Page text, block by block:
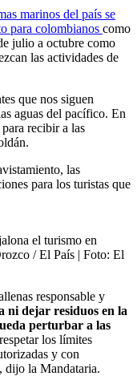
marinos del país se
para colombianos como
julio a octubre como
las actividades de
que nos siguen
aguas del pacífico. En
recibir a las
las
para los turistas que
el turismo en
/ El País | Foto: El
responsable y
ni dejar residuos en la
perturbar a las
los límites
y con
dijo la Mandataria.